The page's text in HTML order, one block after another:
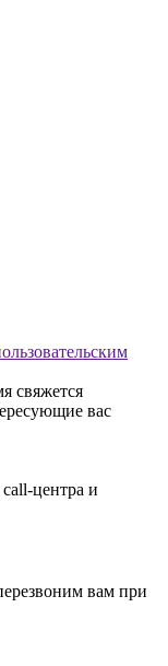
свяжется
вас
центра и
вам при